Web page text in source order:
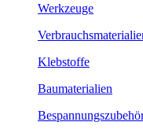
Werkzeuge
Klebstoffe
Baumaterialien